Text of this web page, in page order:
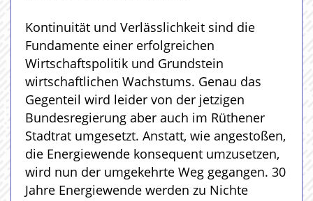
Kontinuität und Verlässlichkeit sind die
Fundamente einer erfolgreichen
Wirtschaftspolitik und Grundstein
wirtschaftlichen Wachstums. Genau das
Gegenteil wird leider von der jetzigen
Bundesregierung aber auch im Rüthener
Stadtrat umgesetzt. Anstatt, wie angestoßen,
die Energiewende konsequent umzusetzen,
wird nun der umgekehrte Weg gegangen. 30
Jahre Energiewende werden zu Nichte